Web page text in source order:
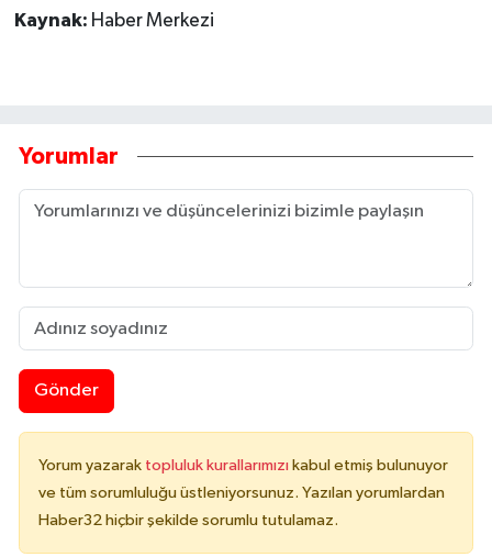
Kaynak: Haber Merkezi
Yorumlar
Gönder
Yorum yazarak topluluk kurallarımızı kabul etmiş bulunuyor
ve tüm sorumluluğu üstleniyorsunuz. Yazılan yorumlardan
Haber32 hiçbir şekilde sorumlu tutulamaz.